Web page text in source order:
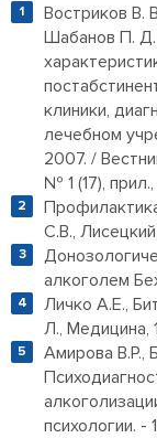
Востриков В.
Шабанов П.
клиники,
лечебном
2007. /
№ 1 (17),
С.В.,
алкоголем
Личко А.Е.,
Л., Медицина,
Амирова В.Р.,
психологии.